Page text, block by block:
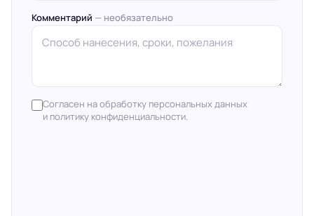
Комментарий — необязательно
Согласен на обработку персональных данных
и политику конфиденциальности.